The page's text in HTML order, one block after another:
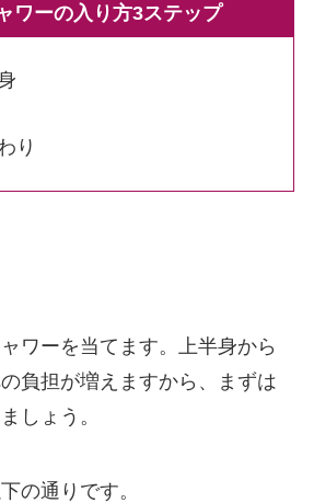
ワーの入り方3ステップ
り
ワーを当てます。上半身から
負担が増えますから、まずは
しょう。
の通りです。